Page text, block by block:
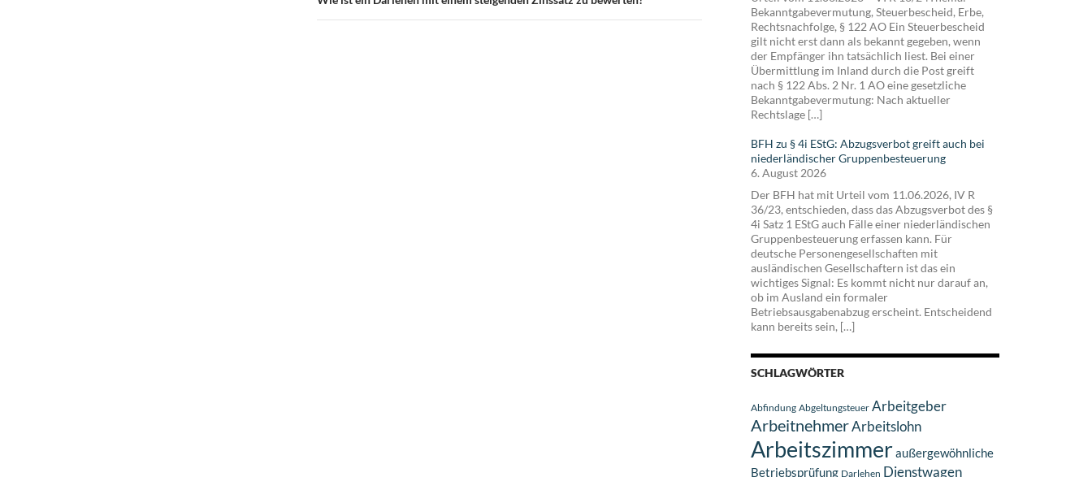
Bekanntgabevermutung, Steuerbescheid, Erbe,
Rechtsnachfolge, § 122 AO Ein Steuerbescheid
gilt nicht erst dann als bekannt gegeben, wenn
der Empfänger ihn tatsächlich liest. Bei einer
Übermittlung im Inland durch die Post greift
nach § 122 Abs. 2 Nr. 1 AO eine gesetzliche
Bekanntgabevermutung: Nach aktueller
Rechtslage […]
BFH zu § 4i EStG: Abzugsverbot greift auch bei
niederländischer Gruppenbesteuerung
6. August 2026
Der BFH hat mit Urteil vom 11.06.2026, IV R
36/23, entschieden, dass das Abzugsverbot des §
4i Satz 1 EStG auch Fälle einer niederländischen
Gruppenbesteuerung erfassen kann. Für
deutsche Personengesellschaften mit
ausländischen Gesellschaftern ist das ein
wichtiges Signal: Es kommt nicht nur darauf an,
ob im Ausland ein formaler
Betriebsausgabenabzug erscheint. Entscheidend
kann bereits sein, […]
SCHLAGWÖRTER
Abfindung Abgeltungsteuer Arbeitgeber
ArbeitnehmerArbeitslohn
Arbeitszimmeraußergewöhnliche
Betriebsprüfung Darlehen Dienstwagen